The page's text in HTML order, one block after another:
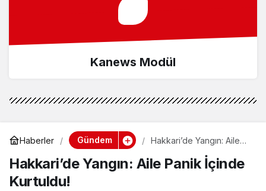
Kanews Modül
Haberler Gündem
Hakkari’de Yangın: Aile
Hakkari’de Yangın: Aile Panik İçinde
Kurtuldu!